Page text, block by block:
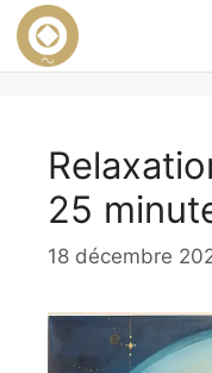
25
18 décembre